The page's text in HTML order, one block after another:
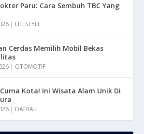
Paru: Cara Sembuh TBC Yang
| LIFESTYLE
Cerdas Memilih Mobil Bekas
| OTOMOTIF
Kota! Ini Wisata Alam Unik Di
| DAERAH